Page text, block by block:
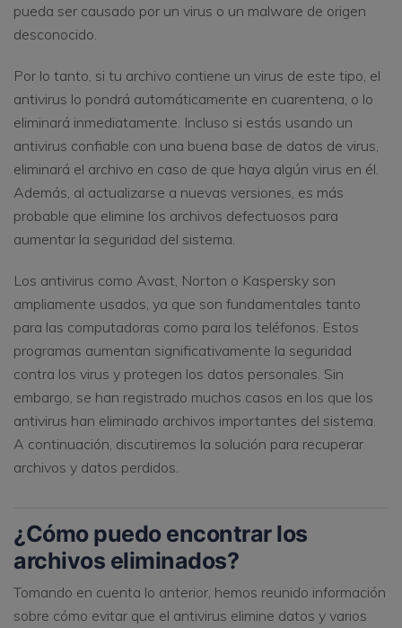
pueda ser causado por un virus o un malware de origen
desconocido.
Por lo tanto, si tu archivo contiene un virus de este tipo, el
antivirus lo pondrá automáticamente en cuarentena, o lo
eliminará inmediatamente. Incluso si estás usando un
antivirus confiable con una buena base de datos de virus,
eliminará el archivo en caso de que haya algún virus en él.
Además, al actualizarse a nuevas versiones, es más
probable que elimine los archivos defectuosos para
aumentar la seguridad del sistema.
Los antivirus como Avast, Norton o Kaspersky son
ampliamente usados, ya que son fundamentales tanto
para las computadoras como para los teléfonos. Estos
programas aumentan significativamente la seguridad
contra los virus y protegen los datos personales. Sin
embargo, se han registrado muchos casos en los que los
antivirus han eliminado archivos importantes del sistema.
A continuación, discutiremos la solución para recuperar
archivos y datos perdidos.
¿Cómo puedo encontrar los
archivos eliminados?
Tomando en cuenta lo anterior, hemos reunido información
sobre cómo evitar que el antivirus elimine datos y varios